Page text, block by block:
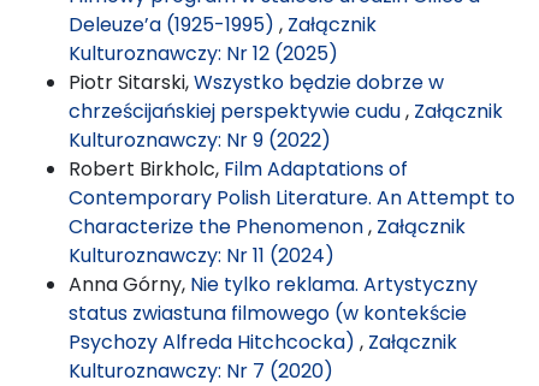
Deleuze’a (1925-1995) , Załącznik
Kulturoznawczy: Nr 12 (2025)
Piotr Sitarski,Wszystko będzie dobrze w
chrześcijańskiej perspektywie cudu, Załącznik
Kulturoznawczy: Nr 9 (2022)
Robert Birkholc, Film Adaptations of
Contemporary Polish Literature. An Attempt to
Characterize the Phenomenon, Załącznik
Kulturoznawczy: Nr 11 (2024)
Anna Górny, Nie tylko reklama. Artystyczny
status zwiastuna filmowego (w kontekście
Psychozy Alfreda Hitchcocka) , Załącznik
Kulturoznawczy: Nr 7 (2020)